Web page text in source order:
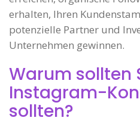
erhalten, Ihren
potenzielle Partner und
Unternehmen gewinnen.
Warum sollten
Instagram-
sollten?